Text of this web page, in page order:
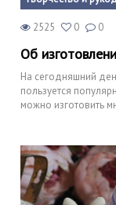
2525 0 0
Об
На сегодняшний
пользуется
можно изготовить